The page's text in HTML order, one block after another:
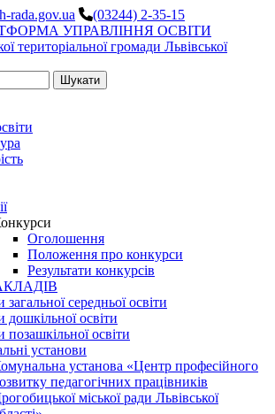
rada.gov.ua (03244) 2-35-15
Оголошення
Положення про конкурси
Результати конкурсів
загальної середньої освіти
дошкільної освіти
позашкільної освіти
установи
установа «Центр професійного
педагогічних працівників
міської ради Львівської